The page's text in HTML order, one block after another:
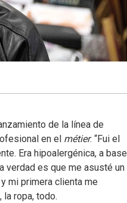
de la línea de
en el métier. “Fui el
Era hipoalergénica, a base
verdad es que me asusté un
mi primera clienta me
la ropa, todo.